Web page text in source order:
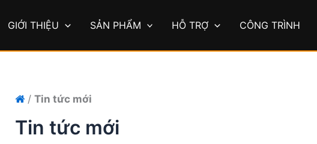
GIỚI THIỆU SẢN PHẨM HỖ TRỢ CÔNG TRÌNH
/ Tin tức mới
Tin tức mới
kiếm: